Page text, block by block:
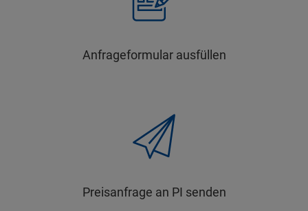
Anfrageformular ausfüllen
Preisanfrage an PI senden